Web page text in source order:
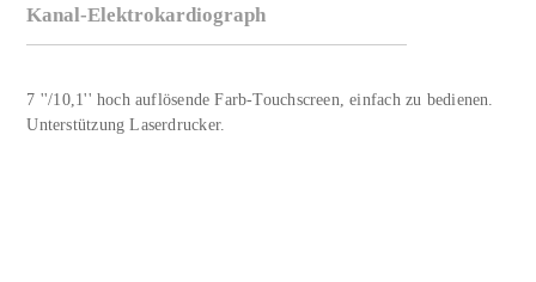
Kanal-Elektrokardiograph
7 ''/10,1'' hoch auflösende Farb-Touchscreen, einfach zu bedienen.
Unterstützung Laserdrucker.